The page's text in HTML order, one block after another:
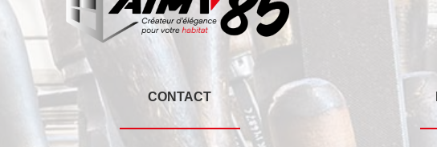
CONTACT